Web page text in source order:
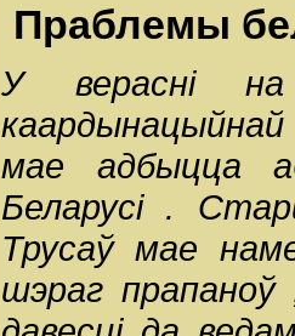
Праблемы
У верасні
каардынацыйнай
мае адбыцца
Беларусі .
Трусаўмае
шэраг прапаноў